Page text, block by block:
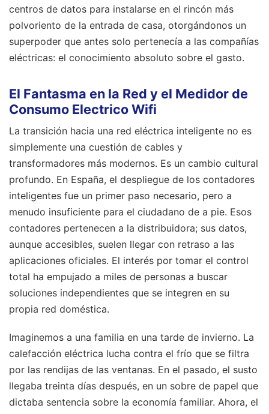
centros de datos para instalarse en el rincón más
polvoriento de la entrada de casa, otorgándonos un
superpoder que antes solo pertenecía a las compañías
eléctricas: el conocimiento absoluto sobre el gasto.
El Fantasma en la Red y el Medidor de
Consumo Electrico Wifi
La transición hacia una red eléctrica inteligente no es
simplemente una cuestión de cables y
transformadores más modernos. Es un cambio cultural
profundo. En España, el despliegue de los contadores
inteligentes fue un primer paso necesario, pero a
menudo insuficiente para el ciudadano de a pie. Esos
contadores pertenecen a la distribuidora; sus datos,
aunque accesibles, suelen llegar con retraso a las
aplicaciones oficiales. El interés por tomar el control
total ha empujado a miles de personas a buscar
soluciones independientes que se integren en su
propia red doméstica.
Imaginemos a una familia en una tarde de invierno. La
calefacción eléctrica lucha contra el frío que se filtra
por las rendijas de las ventanas. En el pasado, el susto
llegaba treinta días después, en un sobre de papel que
dictaba sentencia sobre la economía familiar. Ahora, el